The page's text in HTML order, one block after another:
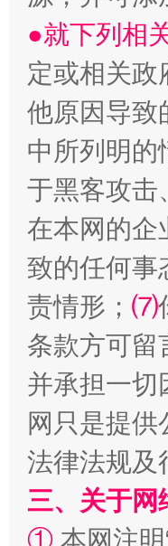
全民健身五年计
阿坝州三大球
●就下列相
定或相关政
他原因导致
中所列明的
于黑客攻击
在本网的企
致的任何事
责情形； ⑺
条款方可留
并承担一切
网只是提
法律法规及
三、关于网
① 本网注